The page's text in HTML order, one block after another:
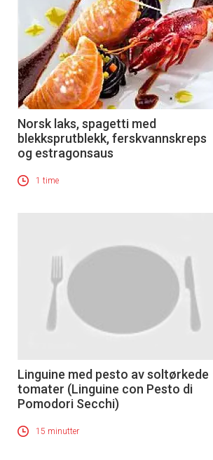
Norsk laks, spagetti med
blekksprutblekk, ferskvannskreps
og estragonsaus
1 time
Linguine med pesto av soltørkede
tomater (Linguine con Pesto di
Pomodori Secchi)
15 minutter